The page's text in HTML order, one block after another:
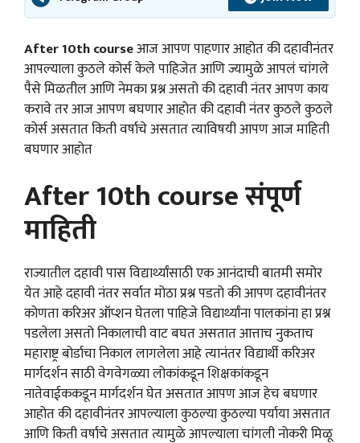
After 10th courseआज आपण पाहणार आहोत की दहावीनंतर
आपल्याला कुठले कोर्स केले पाहिजेत आणि ज्यामुळे आपलं चांगले
पैसे मिळतील आणि नेमका प्रश्न असतो की दहावी नंतर आपण काय
करावे तर आज आपण बघणार आहोत की दहावी नंतर कुठले कुठले
कोर्स असतात किती वर्षाचे असतात त्याविषयी आपण आज माहिती
बघणार आहोत
After 10th course संपूर्ण
माहिती
राज्यातील दहावी पास विद्यार्थ्यांसाठी एक आनंदाची बातमी समोर
येत आहे दहावी नंतर सर्वात मोठा प्रश्न पडतो की आपण दहावीनंतर
कोणता करिअर ऑप्शन घेतला पाहिजे विद्यार्थ्यांना पालकांना हा प्रश्न
पडलेला असतो निकालाची वाट बघत असतात आत्ताच नुकताच
महाराष्ट्र बोर्डाचा निकाल लागलेला आहे त्यानंतर विद्यार्थी करिअर
मार्गदर्शन साठी वेगवेगळ्या लोकांकडून शिक्षकांकडून
नातेवाईककडून मार्गदर्शन घेत असतात आपण आज हेच बघणार
आहोत की दहावीनंतर आपल्याला कुठल्या कुठल्या पर्याया असतात
आणि किती वर्षाचे असतात त्यामुळे आपल्याला चांगली नोकरी मिळू